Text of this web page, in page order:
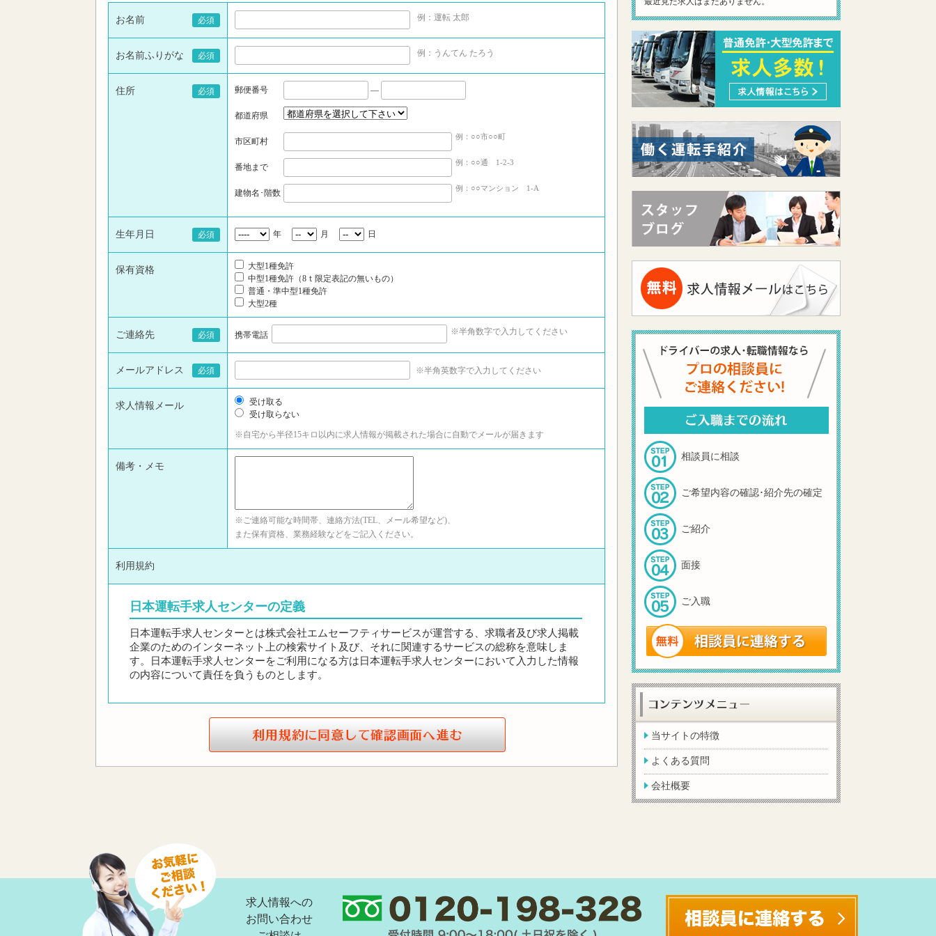
お名前 必須 例：運転 太郎
お名前ふりがな 必須 例：うんてん たろう
住所 必須 郵便番号 ―
都道府県
市区町村 例：○○市○○町
番地まで 例：○○通 1-2-3
建物名･階数 例：○○マンション 1-A
生年月日 必須 年 月 日
保有資格
大型1種免許
中型1種免許（8ｔ限定表記の無いもの）
普通・準中型1種免許
大型2種
ご連絡先 必須 携帯電話 ※半角数字で入力してください
メールアドレス 必須 ※半角英数字で入力してください
求人情報メール
受け取る
受け取らない
※自宅から半径15キロ以内に求人情報が掲載された場合に自動でメールが届きます
備考・メモ
※ご連絡可能な時間帯、連絡方法(TEL、メール希望など)、
また保有資格、業務経験などをご記入ください。
利用規約
日本運転手求人センターの定義
日本運転手求人センターとは株式会社エムセーフティサービスが運営する、求職者及び求人掲載
企業のためのインターネット上の検索サイト及び、それに関連するサービスの総称を意味しま
す。日本運転手求人センターをご利用になる方は日本運転手求人センターにおいて入力した情報
の内容について責任を負うものとします。
利用規約の範囲
ユーザーの皆様は日本運転手求人センターの利用に関して適用される、以下の利用規約を承認す
当社は、当サイトの全てまたは一部のサービスをいつでも、変更または停止することができるも
のとします。サービス変更・停止の際、当社はできうる限りの方法で、利用者に対してその旨を
事前に告知するものとします。但し、天災などやむを得ぬ場合は事前に告知することなく、サー
ビスを変更・停止できるものとします。 サービスの変更または停止に伴い、利用者に不利益や損
害が発生した場合、当社は一切の責任を負わないものとします。
相談員に相談
ご希望内容の確認･紹介先の確定
ご紹介
面接
ご入職
当サイトの特徴
よくある質問
会社概要
サイトマップ よくある質問 ｜ 個人情報保護方針 ｜ 採用ご担当者の方へ ｜利用規約｜会社概要
求人情報への
お問い合わせ